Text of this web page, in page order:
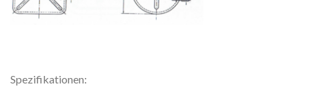
Spezifikationen: